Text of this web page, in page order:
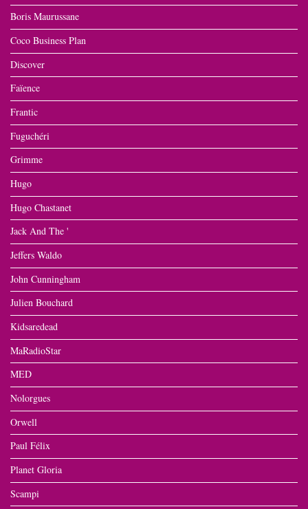
Boris Maurussane
Coco Business Plan
Discover
Faïence
Frantic
Fuguchéri
Grimme
Hugo
Hugo Chastanet
Jack And The '
Jeffers Waldo
John Cunningham
Julien Bouchard
Kidsaredead
MaRadioStar
MED
Nolorgues
Orwell
Paul Félix
Planet Gloria
Scampi